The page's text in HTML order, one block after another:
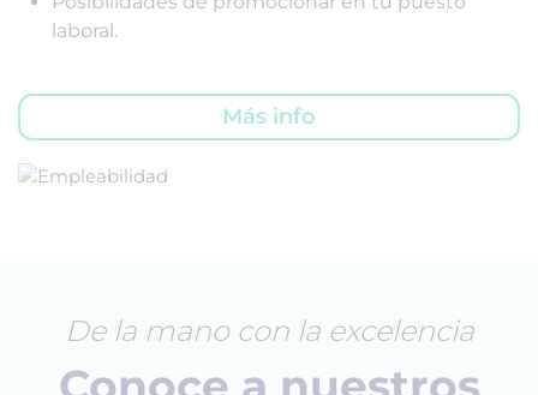
laboral.
Más info
De la mano con la excelencia